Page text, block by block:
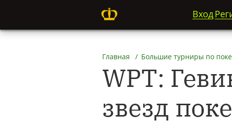
Вход
Главная Большие турниры по
WPT:
звезд